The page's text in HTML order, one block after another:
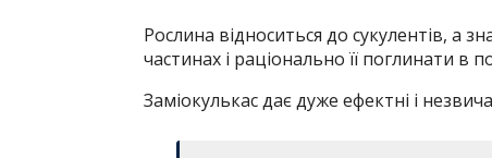
Рослина відноситься до сукулентів, а
частинах і раціонально її поглинати в
Заміокулькас дає дуже ефектні і